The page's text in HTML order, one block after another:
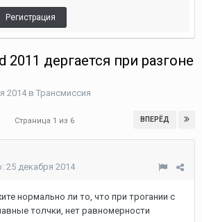
Регистрация
2011 дергается при разгоне
2014в Трансмиссия
ВПЕРЁД
Страница 1 из 6
25 декабря 2014
нормально ли то, что при трогании с
толчки, нет равномерности